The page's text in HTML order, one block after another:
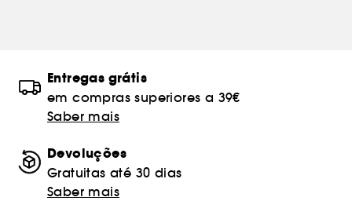
Entregas grátis
em compras superiores a 39€
Saber mais
Devoluções
Gratuitas até 30 dias
Saber mais